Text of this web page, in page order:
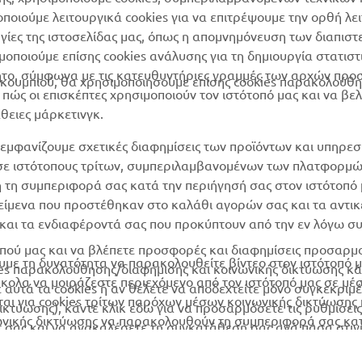
Yamaha Motor Global
Mobile Apps
χρησιμοποιημένων
μπαταριών
λειτουργικά cookies για να επιτρέψουμε την ορθή
της ιστοσελίδας μας, όπως η απομνημόνευση των
επίσης cookies ανάλυσης για τη δημιουργία
σύμφωνα με τις κατευθυντήριες γραμμές των αρχών
οι επισκέπτες χρησιμοποιούν τον ιστότοπό μας και να
μάρκετινγκ.
θα χρησιμοποιήσουμε επίσης cookies
σχετικές διαφημίσεις των προϊόντων και
ιστότοπους τρίτων, συμπεριλαμβανομένων των
συμπεριφορά σας κατά την περιήγησή σας στον
που προστέθηκαν στο καλάθι αγορών σας και τα
τα ενδιαφέροντά σας που προκύπτουν από την εν λόγω
τη δυνατότητα να παρακολουθείτε βίντεο στον ιστότοπό
να μοιράζεστε περιεχόμενο από τον ιστότοπό μας σε
για cookies τρίτων παρόχων μέσων κοινωνικής δικτύωσης
δικτύωσης να παρακολουθούν τη συμπεριφορά σας
μας και να βλέπετε προσφορές και διαφημίσεις
διαφήμισης και κοινωνικής δικτύωσης
τα cookies ή αν θέλετε να αποδεχτείτε μόνο
κάντε κλικ εδώ για να προσαρμόσετε τις
σας και να ανακαλέσετε τη συγκατάθεσή σας ανά πάσα